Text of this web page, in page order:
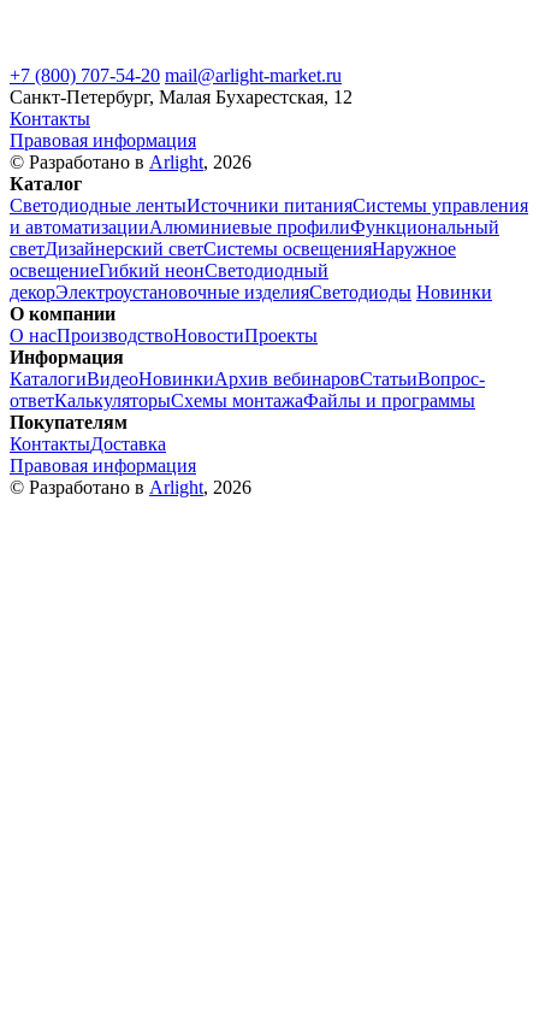
+7 (800) 707-54-20 mail@arlight-market.ru
Санкт-Петербург, Малая Бухарестская, 12
Контакты
Правовая информация
© Разработано в Arlight, 2026
Каталог
Светодиодные лентыИсточники питанияСистемы управления
и автоматизацииАлюминиевые профилиФункциональный
светДизайнерский светСистемы освещенияНаружное
освещениеГибкий неонСветодиодный
декорЭлектроустановочные изделияСветодиоды Новинки
О компании
О насПроизводствоНовостиПроекты
Информация
КаталогиВидеоНовинкиАрхив вебинаровСтатьиВопрос-
ответКалькуляторыСхемы монтажаФайлы и программы
Покупателям
КонтактыДоставка
Правовая информация
© Разработано в Arlight, 2026